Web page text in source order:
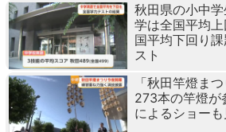
秋田県の小中
学は全国平均
国平均下回り
スト
「秋田竿燈ま
273本の竿燈
によるショー